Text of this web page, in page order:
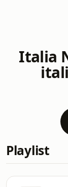
Italia
Playlist